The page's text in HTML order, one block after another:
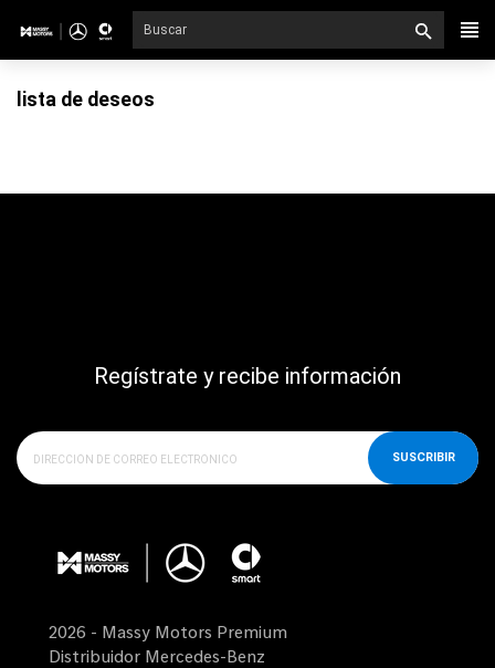
directamente
contenido
lista de deseos
Regístrate y recibe información
SUSCRIBIR
2026 - Massy Motors Premium
Distribuidor Mercedes-Benz